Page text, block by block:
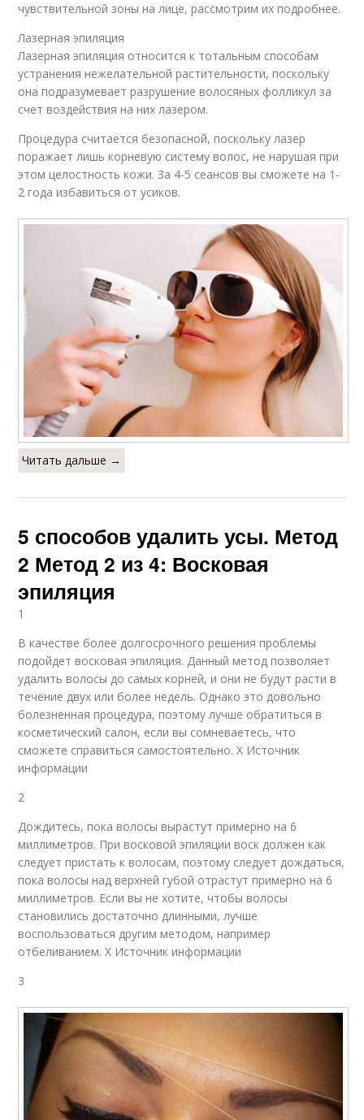
чувствительной зоны на лице, рассмотрим их подробнее.
Лазерная эпиляция
Лазерная эпиляция относится к тотальным способам
устранения нежелательной растительности, поскольку
она подразумевает разрушение волосяных фолликул за
счет воздействия на них лазером.
Процедура считается безопасной, поскольку лазер
поражает лишь корневую систему волос, не нарушая при
этом целостность кожи. За 4-5 сеансов вы сможете на 1-
2 года избавиться от усиков.
Читать дальше →
5 способов удалить усы. Метод
2 Метод 2 из 4: Восковая
эпиляция
1
В качестве более долгосрочного решения проблемы
подойдет восковая эпиляция. Данный метод позволяет
удалить волосы до самых корней, и они не будут расти в
течение двух или более недель. Однако это довольно
болезненная процедура, поэтому лучше обратиться в
косметический салон, если вы сомневаетесь, что
сможете справиться самостоятельно. X Источник
информации
2
Дождитесь, пока волосы вырастут примерно на 6
миллиметров. При восковой эпиляции воск должен как
следует пристать к волосам, поэтому следует дождаться,
пока волосы над верхней губой отрастут примерно на 6
миллиметров. Если вы не хотите, чтобы волосы
становились достаточно длинными, лучше
воспользоваться другим методом, например
отбеливанием. X Источник информации
3